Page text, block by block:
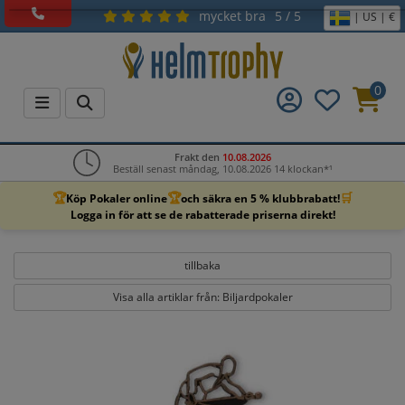
mycket bra 5 / 5 | US | €
0
Frakt den 10.08.2026
Beställ senast måndag, 10.08.2026 14 klockan*¹
🏆Köp Pokaler online🏆och säkra en 5 % klubbrabatt!🛒
Logga in för att se de rabatterade priserna direkt!
tillbaka
Visa alla artiklar från: Biljardpokaler